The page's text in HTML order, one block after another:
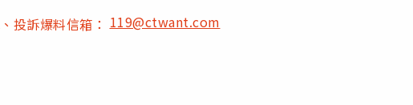
、投訴爆料信箱：119@ctwant.com